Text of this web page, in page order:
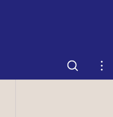
تنظیمات جستجو